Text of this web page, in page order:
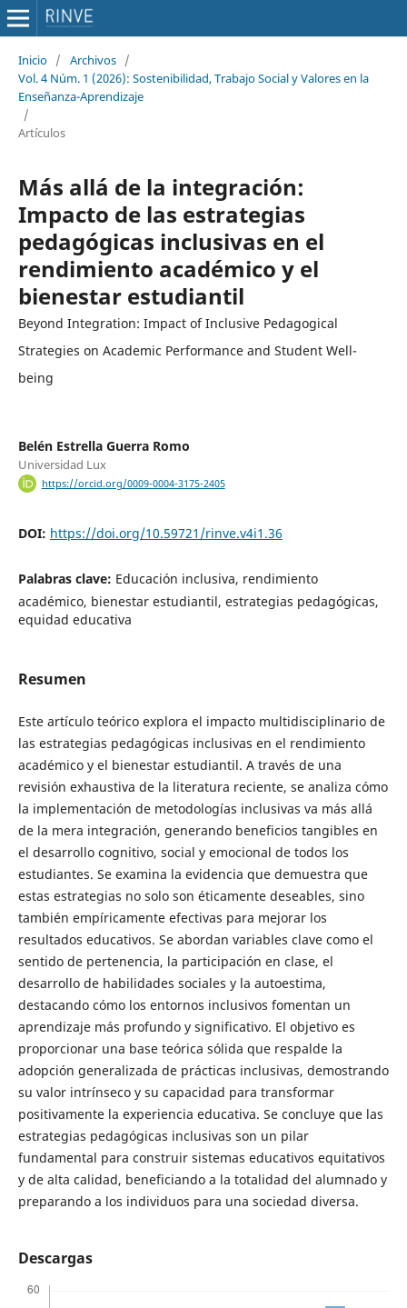
Inicio / Archivos /
Vol. 4 Núm. 1 (2026): Sostenibilidad, Trabajo Social y Valores en la
Enseñanza-Aprendizaje
/
Artículos
Más allá de la integración:
Impacto de las estrategias
pedagógicas inclusivas en el
rendimiento académico y el
bienestar estudiantil
Beyond Integration: Impact of Inclusive Pedagogical
Strategies on Academic Performance and Student Well-
being
Belén Estrella Guerra Romo
Universidad Lux
https://orcid.org/0009-0004-3175-2405
DOI: https://doi.org/10.59721/rinve.v4i1.36
Palabras clave: Educación inclusiva, rendimiento
académico, bienestar estudiantil, estrategias pedagógicas,
equidad educativa
Resumen
Este artículo teórico explora el impacto multidisciplinario de
las estrategias pedagógicas inclusivas en el rendimiento
académico y el bienestar estudiantil. A través de una
revisión exhaustiva de la literatura reciente, se analiza cómo
la implementación de metodologías inclusivas va más allá
de la mera integración, generando beneficios tangibles en
el desarrollo cognitivo, social y emocional de todos los
estudiantes. Se examina la evidencia que demuestra que
estas estrategias no solo son éticamente deseables, sino
también empíricamente efectivas para mejorar los
resultados educativos. Se abordan variables clave como el
sentido de pertenencia, la participación en clase, el
desarrollo de habilidades sociales y la autoestima,
destacando cómo los entornos inclusivos fomentan un
aprendizaje más profundo y significativo. El objetivo es
proporcionar una base teórica sólida que respalde la
adopción generalizada de prácticas inclusivas, demostrando
su valor intrínseco y su capacidad para transformar
positivamente la experiencia educativa. Se concluye que las
estrategias pedagógicas inclusivas son un pilar
fundamental para construir sistemas educativos equitativos
y de alta calidad, beneficiando a la totalidad del alumnado y
preparando a los individuos para una sociedad diversa.
Descargas